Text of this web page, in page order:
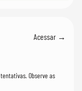
Acessar →
Observe as